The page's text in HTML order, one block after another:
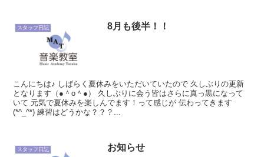
スタッフ日記 8月も後半！！
こんにちは♪ しばらく夏休みをいただいていたので 久しぶりの更新
となります（●＾o＾●） 久しぶりに会う皆はさらに真っ黒になって
いて 元気で夏休みを楽しんでます！って感じが 伝わってきます
(*^_^*) 練習はどうかな？？？...
スタッフ日記 お知らせ